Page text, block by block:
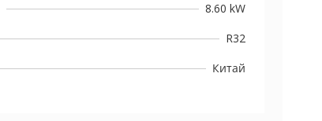
8.60 kW
R32
Китай